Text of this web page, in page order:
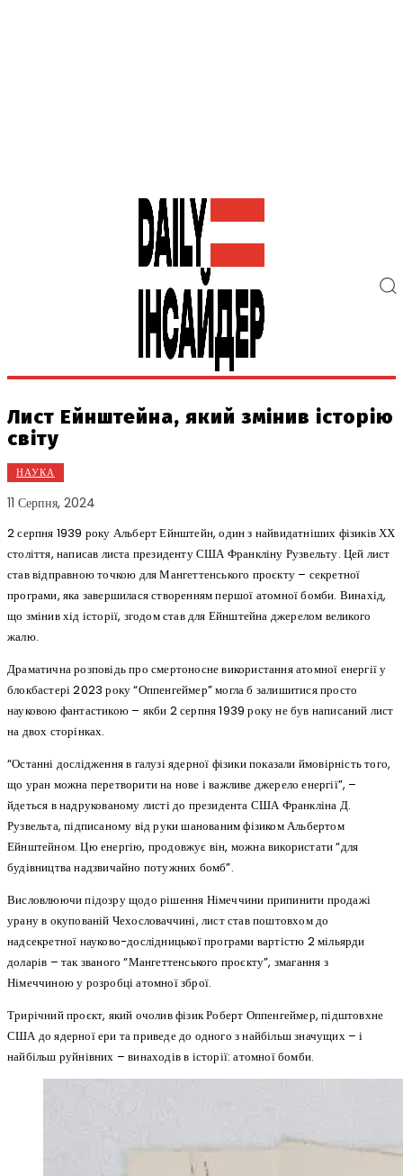
Лист Ейнштейна, який змінив історію
світу
НАУКА
11 Серпня, 2024
2 серпня 1939 року Альберт Ейнштейн, один з найвидатніших фізиків ХХ
століття, написав листа президенту США Франкліну Рузвельту. Цей лист
став відправною точкою для Мангеттенського проєкту – секретної
програми, яка завершилася створенням першої атомної бомби. Винахід,
що змінив хід історії, згодом став для Ейнштейна джерелом великого
жалю.
Драматична розповідь про смертоносне використання атомної енергії у
блокбастері 2023 року “Оппенгеймер” могла б залишитися просто
науковою фантастикою – якби 2 серпня 1939 року не був написаний лист
на двох сторінках.
“Останні дослідження в галузі ядерної фізики показали ймовірність того,
що уран можна перетворити на нове і важливе джерело енергії”, –
йдеться в надрукованому листі до президента США Франкліна Д.
Рузвельта, підписаному від руки шанованим фізиком Альбертом
Ейнштейном. Цю енергію, продовжує він, можна використати “для
будівництва надзвичайно потужних бомб”.
Висловлюючи підозру щодо рішення Німеччини припинити продажі
урану в окупованій Чехословаччині, лист став поштовхом до
надсекретної науково-дослідницької програми вартістю 2 мільярди
доларів – так званого “Мангеттенського проєкту”, змагання з
Німеччиною у розробці атомної зброї.
Трирічний проєкт, який очолив фізик Роберт Оппенгеймер, підштовхне
США до ядерної ери та приведе до одного з найбільш значущих – і
найбільш руйнівних – винаходів в історії: атомної бомби.